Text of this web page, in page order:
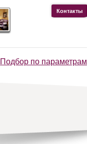
Подбор по параметрам
Контакты